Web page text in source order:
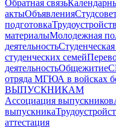
Обратная связь
актыОбъявления
подготовка
материалыМолодежная
деятельностьСтуденческая
студенческих семей
деятельностьОбщежитие
отряда МГЮА в войсках
ВЫПУСКНИКАМ
Ассоциация выпускников
выпускника
аттестация